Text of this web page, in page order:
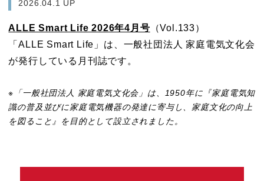
2026.04.1 UP
ALLE Smart Life 2026年4月号 （Vol.133）
「ALLE Smart Life」は、一般社団法人 家庭電気文化会
が発行している月刊誌です。
※「一般社団法人 家庭電気文化会」は、1950年に『家庭電気知
識の普及並びに家庭電気機器の発達に寄与し、家庭文化の向上
を図ること』を目的として設立されました。